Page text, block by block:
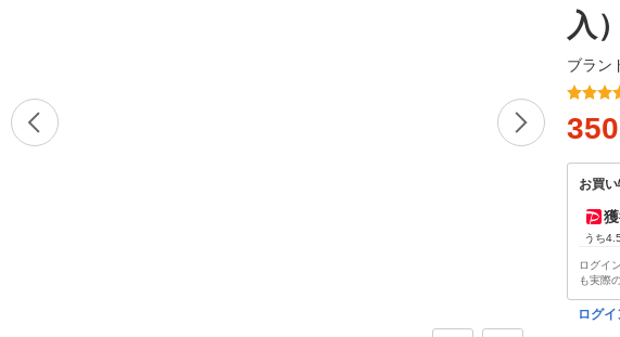
入
ブラン
350
お買
うち
ログイ
も実際
ログ